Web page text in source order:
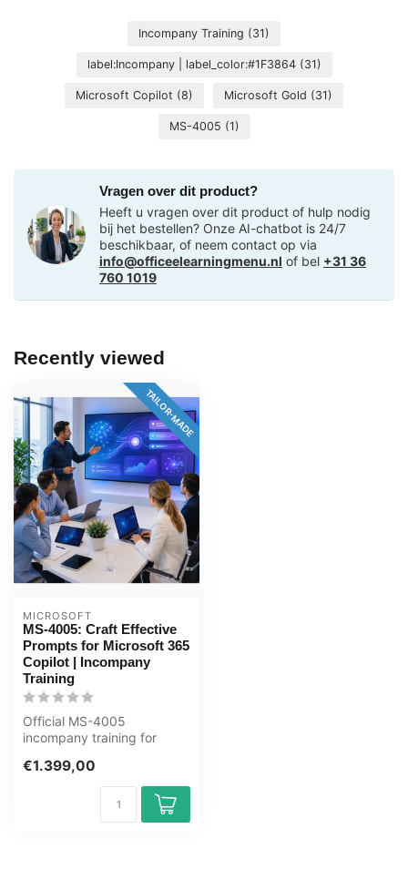
Incompany Training (31)
label:Incompany | label_color:#1F3864 (31)
Microsoft Copilot (8) Microsoft Gold (31)
MS-4005 (1)
Vragen over dit product?
Heeft u vragen over dit product of hulp nodig
bij het bestellen? Onze AI-chatbot is 24/7
beschikbaar, of neem contact op via
info@officeelearningmenu.nl of bel +31 36
760 1019
Recently viewed
TAILOR-MADE
MICROSOFT
MS-4005: Craft Effective
Prompts for Microsoft 365
Copilot | Incompany
Training
Official MS-4005
incompany training for
customised,...
€1.399,00